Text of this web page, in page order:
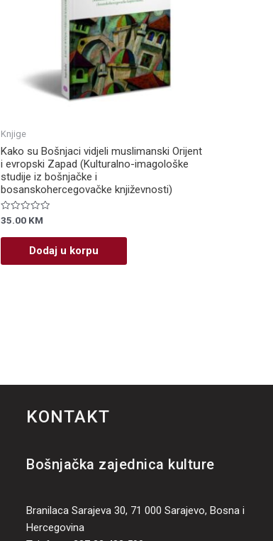
Knjige
Kako su Bošnjaci vidjeli muslimanski Orijent
i evropski Zapad (Kulturalno-imagološke
studije iz bošnjačke i
bosanskohercegovačke književnosti)
Ocjenjeno
od
35.00 KM
Dodaj u korpu
KONTAKT
Bošnjačka zajednica kulture
Branilaca Sarajeva 30, 71 000 Sarajevo, Bosna i
Hercegovina